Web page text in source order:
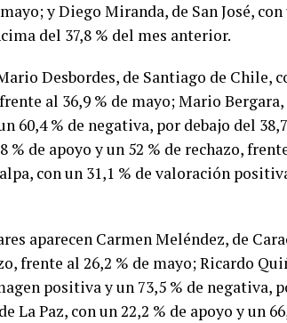
y Diego Miranda, de San José,
del 37,8 % del mes anterior.
Desbordes, de Santiago de Chile,
al 36,9 % de mayo; Mario
60,4 % de negativa, por debajo del
% de apoyo y un 52 % de rechazo,
con un 31,1 % de valoración
aparecen Carmen Meléndez, de
frente al 26,2 % de mayo; Ricardo
positiva y un 73,5 % de negativa,
La Paz, con un 22,2 % de apoyo y un